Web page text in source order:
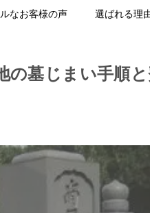
なお客様の声 選ばれる理
の墓じまい手順